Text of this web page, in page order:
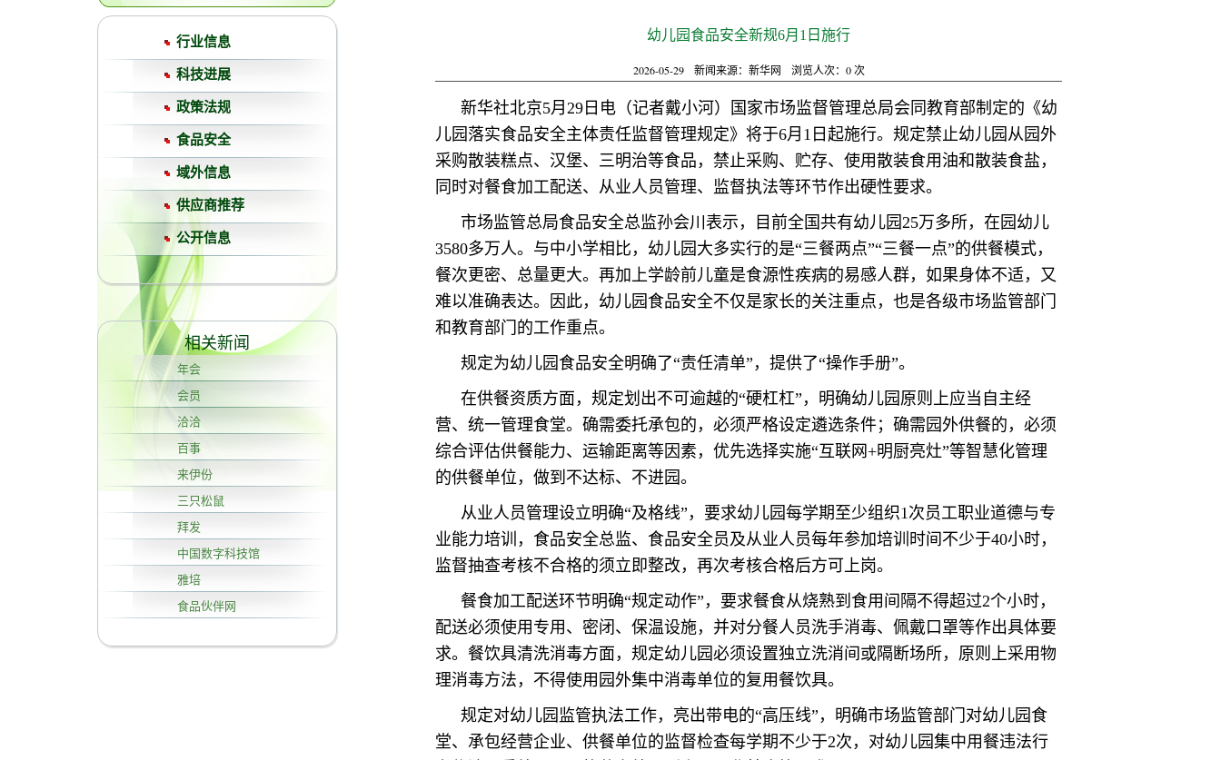
行业信息
科技进展
政策法规
食品安全
域外信息
供应商推荐
公开信息
相关新闻
年会
会员
洽洽
百事
来伊份
三只松鼠
拜发
中国数字科技馆
雅培
食品伙伴网
幼儿园食品安全新规6月1日施行
2026-05-29 新闻来源：新华网 浏览人次： 0次
新华社北京5月29日电（记者戴小河）国家市场监督管理总局会同教育部制定的《幼
儿园落实食品安全主体责任监督管理规定》将于6月1日起施行。规定禁止幼儿园从园外
采购散装糕点、汉堡、三明治等食品，禁止采购、贮存、使用散装食用油和散装食盐，
同时对餐食加工配送、从业人员管理、监督执法等环节作出硬性要求。
市场监管总局食品安全总监孙会川表示，目前全国共有幼儿园25万多所，在园幼儿
3580多万人。与中小学相比，幼儿园大多实行的是“三餐两点”“三餐一点”的供餐模式，
餐次更密、总量更大。再加上学龄前儿童是食源性疾病的易感人群，如果身体不适，又
难以准确表达。因此，幼儿园食品安全不仅是家长的关注重点，也是各级市场监管部门
和教育部门的工作重点。
规定为幼儿园食品安全明确了“责任清单”，提供了“操作手册”。
在供餐资质方面，规定划出不可逾越的“硬杠杠”，明确幼儿园原则上应当自主经
营、统一管理食堂。确需委托承包的，必须严格设定遴选条件；确需园外供餐的，必须
综合评估供餐能力、运输距离等因素，优先选择实施“互联网+明厨亮灶”等智慧化管理
的供餐单位，做到不达标、不进园。
从业人员管理设立明确“及格线”，要求幼儿园每学期至少组织1次员工职业道德与专
业能力培训，食品安全总监、食品安全员及从业人员每年参加培训时间不少于40小时，
监督抽查考核不合格的须立即整改，再次考核合格后方可上岗。
餐食加工配送环节明确“规定动作”，要求餐食从烧熟到食用间隔不得超过2个小时，
配送必须使用专用、密闭、保温设施，并对分餐人员洗手消毒、佩戴口罩等作出具体要
求。餐饮具清洗消毒方面，规定幼儿园必须设置独立洗消间或隔断场所，原则上采用物
理消毒方法，不得使用园外集中消毒单位的复用餐饮具。
规定对幼儿园监管执法工作，亮出带电的“高压线”，明确市场监管部门对幼儿园食
堂、承包经营企业、供餐单位的监督检查每学期不少于2次，对幼儿园集中用餐违法行